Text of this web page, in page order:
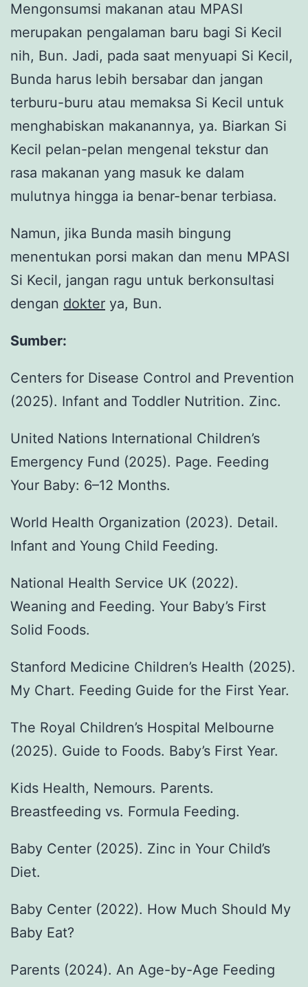
Mengonsumsi makanan atau MPASI
merupakan pengalaman baru bagi Si Kecil
nih, Bun. Jadi, pada saat menyuapi Si Kecil,
Bunda harus lebih bersabar dan jangan
terburu-buru atau memaksa Si Kecil untuk
menghabiskan makanannya, ya. Biarkan Si
Kecil pelan-pelan mengenal tekstur dan
rasa makanan yang masuk ke dalam
mulutnya hingga ia benar-benar terbiasa.
Namun, jika Bunda masih bingung
menentukan porsi makan dan menu MPASI
Si Kecil, jangan ragu untuk berkonsultasi
dengan dokter ya, Bun.
Sumber:
Centers for Disease Control and Prevention
(2025). Infant and Toddler Nutrition. Zinc.
United Nations International Children’s
Emergency Fund (2025). Page. Feeding
Your Baby: 6–12 Months.
World Health Organization (2023). Detail.
Infant and Young Child Feeding.
National Health Service UK (2022).
Weaning and Feeding. Your Baby’s First
Solid Foods.
Stanford Medicine Children’s Health (2025).
My Chart. Feeding Guide for the First Year.
The Royal Children’s Hospital Melbourne
(2025). Guide to Foods. Baby’s First Year.
Kids Health, Nemours. Parents.
Breastfeeding vs. Formula Feeding.
Baby Center (2025). Zinc in Your Child’s
Diet.
Baby Center (2022). How Much Should My
Baby Eat?
Parents (2024). An Age-by-Age Feeding